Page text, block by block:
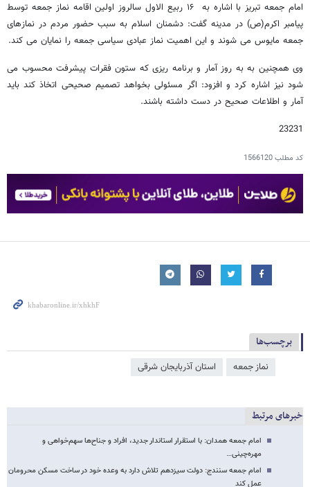
امام جمعه تبریز با اشاره به ۱۶ ربیع الاول سالروز اولین اقامه نماز جمعه توسط
پیامبر اکرم(ص) در مدینه گفت: دشمنان اسلام به سبب حضور مردم در نمازهای
جمعه مایوس می شوند و این اهمیت نماز عبادی سیاسی جمعه را نمایان می کند.
وی همچنین به به روز آمار و برنامه ریزی که ستون فقرات پیشرفت محسوب می
شود نیز اشاره کرد و افزود: اگر مسئولی بخواهد تصمیم صحیحی اتخاذ کند باید
آمار و اطلاعات صحیح در دست داشته باشند.
23231
کد مطلب1566120
برچسب‌ها
نماز جمعه استان آذربایجان شرقی
خبرهای مرتبط
امام جمعه همدان: با استقرار استاندار جدید، افراد و جناح‌ها سهم‌خواهی و
مهره‌چینی…
امام جمعه سنندج: دولت سیزدهم تلاش دارد به وعده خود در ساخت مسکن محرومان
عمل کند